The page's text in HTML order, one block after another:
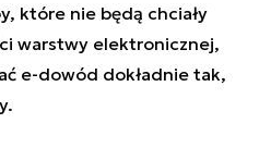
które nie będą chciały
warstwy elektronicznej,
e-dowód dokładnie tak,